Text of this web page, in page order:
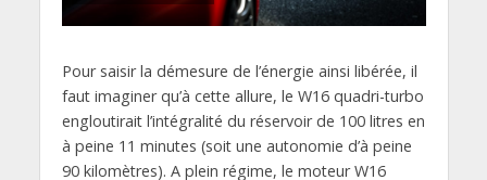
Pour saisir la démesure de l’énergie ainsi libérée, il
faut imaginer qu’à cette allure, le W16 quadri-turbo
engloutirait l’intégralité du réservoir de 100 litres en
à peine 11 minutes (soit une autonomie d’à peine
90 kilomètres). A plein régime, le moteur W16